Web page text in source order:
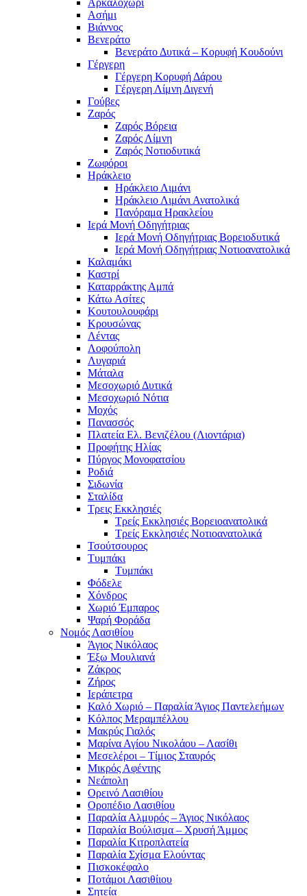
Αρκαλοχώρι
Ασήμι
Βιάννος
Βενεράτο
Βενεράτο Δυτικά – Κορυφή Κουδούνι
Γέργερη
Γέργερη Κορυφή Δάρου
Γέργερη Λίμνη Διγενή
Γούβες
Ζαρός
Ζαρός Βόρεια
Ζαρός Λίμνη
Ζαρός Νοτιοδυτικά
Ζωφόροι
Ηράκλειο
Ηράκλειο Λιμάνι
Ηράκλειο Λιμάνι Ανατολικά
Πανόραμα Ηρακλείου
Ιερά Μονή Οδηγήτριας
Ιερά Μονή Οδηγήτριας Βορειοδυτικά
Ιερά Μονή Οδηγήτριας Νοτιοανατολικά
Καλαμάκι
Καστρί
Καταρράκτης Αμπά
Κάτω Ασίτες
Κουτουλουφάρι
Κρουσώνας
Λέντας
Λοφούπολη
Λυγαριά
Μάταλα
Μεσοχωριό Δυτικά
Μεσοχωριό Νότια
Μοχός
Πανασσός
Πλατεία Ελ. Βενιζέλου (Λιοντάρια)
Προφήτης Ηλίας
Πύργος Μονοφατσίου
Ροδιά
Σιδωνία
Σταλίδα
Τρεις Εκκλησιές
Τρείς Εκκλησιές Βορειοανατολικά
Τρείς Εκκλησιές Νοτιοανατολικά
Τσούτσουρος
Τυμπάκι
Τυμπάκι
Φόδελε
Χόνδρος
Χωριό Έμπαρος
Ψαρή Φοράδα
Νομός Λασιθίου
Άγιος Νικόλαος
Έξω Μουλιανά
Ζάκρος
Ζήρος
Ιεράπετρα
Καλό Χωριό – Παραλία Άγιος Παντελεήμων
Κόλπος Μεραμπέλλου
Μακρύς Γιαλός
Μαρίνα Αγίου Νικολάου – Λασίθι
Μεσελέροι – Τίμιος Σταυρός
Μικρός Αφέντης
Νεάπολη
Ορεινό Λασιθίου
Οροπέδιο Λασιθίου
Παραλία Αλμυρός – Άγιος Νικόλαος
Παραλία Βούλισμα – Χρυσή Άμμος
Παραλία Κιτροπλατεία
Παραλία Σχίσμα Ελούντας
Πισκοκέφαλο
Ποτάμοι Λασιθίιου
Σητεία